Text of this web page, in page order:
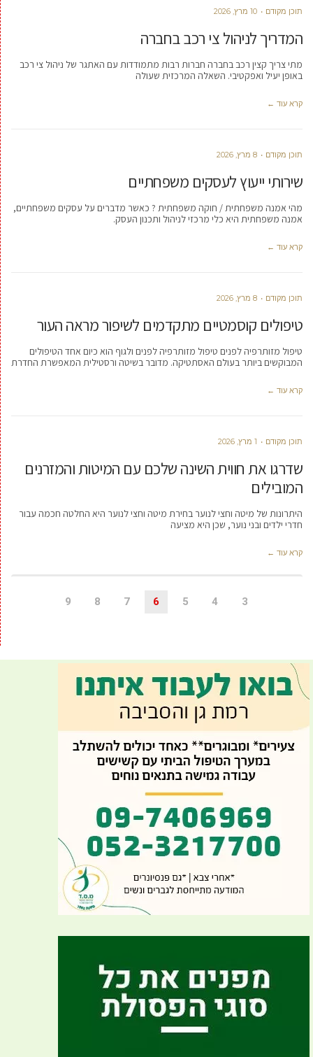
תוכן מקודם 10 מרץ, 2026
המדריך לניהול צי רכב בחברה
מתי צריך קצין רכב בחברה חברות רבות מתמודדות עם האתגר של ניהול צי רכב
באופן יעיל ואפקטיבי. השאלה המרכזית שעולה
קרא עוד ←
תוכן מקודם 8 מרץ, 2026
שירותי ייעוץ לעסקים משפחתיים
מהי אמנה משפחתית / חוקה משפחתית ? כאשר מדברים על עסקים משפחתיים,
אמנה משפחתית היא כלי מרכזי לניהול ותכנון העסק.
קרא עוד ←
תוכן מקודם 8 מרץ, 2026
טיפולים קוסמטיים מתקדמים לשיפור מראה העור
טיפול מזותרפיה לפנים טיפול מזותרפיה לפנים ולגוף הוא כיום אחד הטיפולים
המבוקשים ביותר בעולם האסתטיקה. מדובר בשיטה ורסטילית המאפשרת החדרת
קרא עוד ←
תוכן מקודם 1 מרץ, 2026
שדרגו את חווית השינה שלכם עם המיטות והמזרנים
המובילים
היתרונות של מיטה וחצי לנוער בחירת מיטה וחצי לנוער היא החלטה חכמה עבור
חדרי ילדים ובני נוער, שכן היא מציעה
קרא עוד ←
3
4
5
6
7
8
9